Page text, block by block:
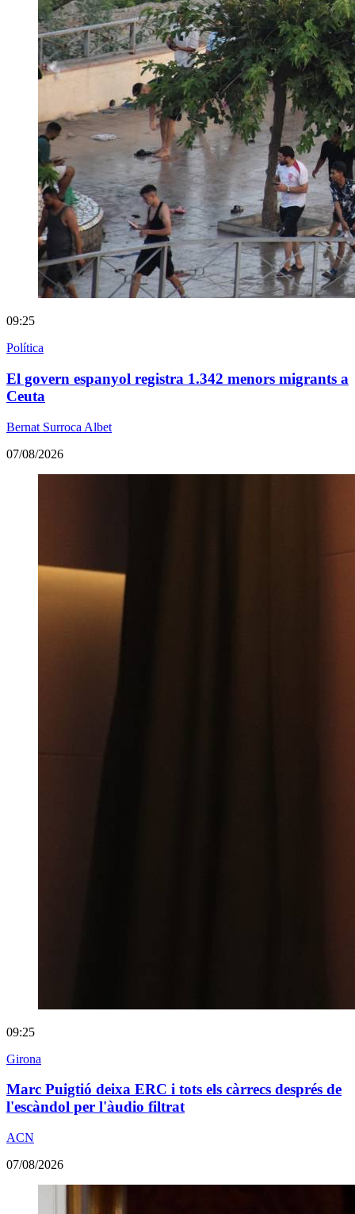
09:25
Política
El govern espanyol registra 1.342 menors migrants a
Ceuta
Bernat Surroca Albet
07/08/2026
09:25
Girona
Marc Puigtió deixa ERC i tots els càrrecs després de
l'escàndol per l'àudio filtrat
ACN
07/08/2026